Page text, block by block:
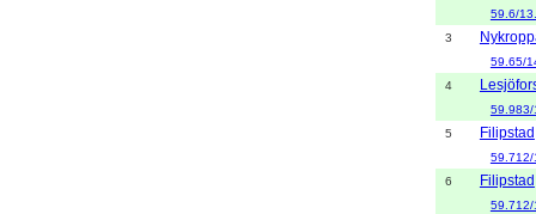
59.6/
3
59.65/
4
59.983/
5
Filipstad
59.712/
6
Filipstad
59.712/